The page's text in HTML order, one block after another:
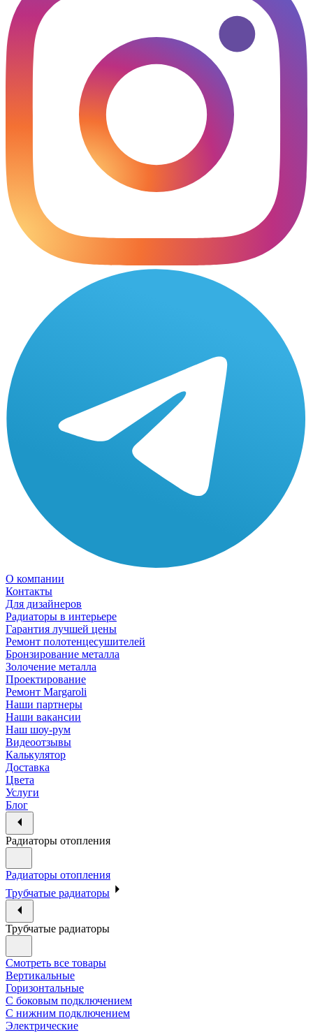
О компании
Контакты
Для дизайнеров
Радиаторы в интерьере
Гарантия лучшей цены
Ремонт полотенцесушителей
Бронзирование металла
Золочение металла
Проектирование
Ремонт Margaroli
Наши партнеры
Наши вакансии
Наш шоу-рум
Видеоотзывы
Калькулятор
Доставка
Цвета
Услуги
Блог
Радиаторы отопления
Радиаторы отопления
Трубчатые радиаторы
Трубчатые радиаторы
Смотреть все товары
Вертикальные
Горизонтальные
С боковым подключением
С нижним подключением
Электрические